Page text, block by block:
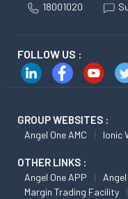
18001020
FOLLOW US :
GROUP WEBSITES :
Angel One AMC Ionic
OTHER LINKS :
Angel One APP
Margin Trading Facility